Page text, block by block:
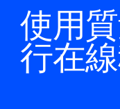
使用
行在